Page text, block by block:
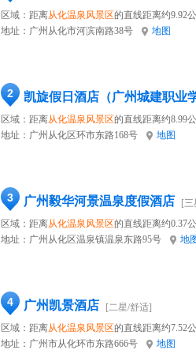
区域：距离从化温泉风景区的直线距离约9.92
地址： 广州从化市河滨南路38号 地图
2 凯旋假日酒店（广州城建职业
区域：距离从化温泉风景区的直线距离约8.99
地址： 广州从化区环市东路168号 地图
3 广州毅华河景温泉度假酒店
[
区域：距离从化温泉风景区的直线距离约0.37
地址： 广州从化区温泉镇温泉东路95号 地
4 广州凯景酒店
[二星/舒适]
区域：距离从化温泉风景区的直线距离约7.52
地址： 广州市从化环市东路666号 地图